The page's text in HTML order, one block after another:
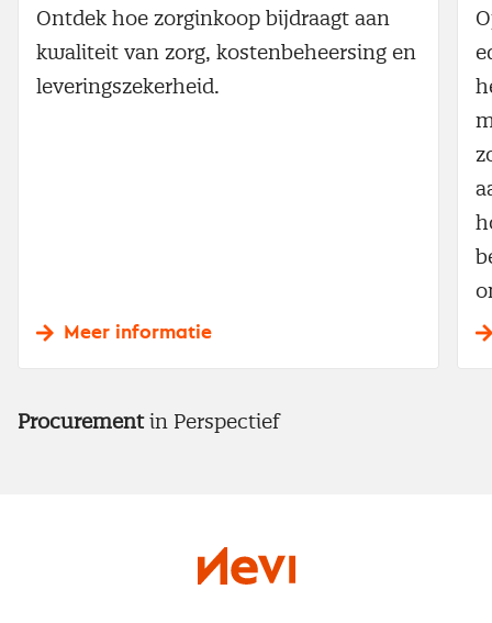
Ontdek hoe zorginkoop bijdraagt aan
kwaliteit van zorg, kostenbeheersing en
leveringszekerheid.
Meer informatie
Procurementin Perspectief